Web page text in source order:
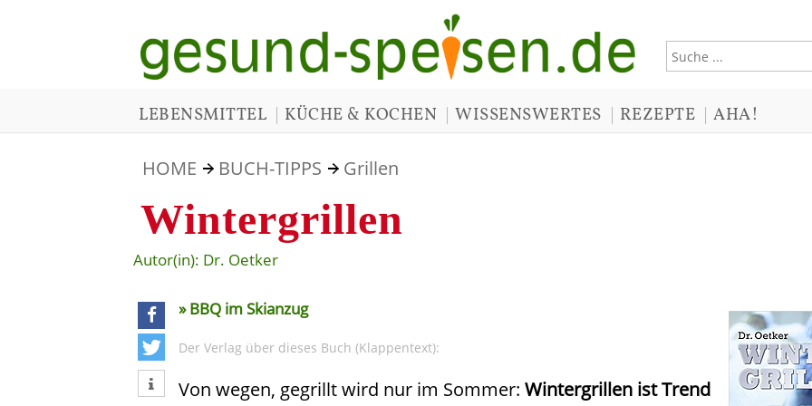
LEBENSMITTEL | KÜCHE & KOCHEN | WISSENSWERTES | REZEPTE | AHA!
HOME BUCH-TIPPS Grillen
Wintergrillen
Autor(in): Dr. Oetker
teilen
tweet
» BBQ im Skianzug
Der Verlag über dieses Buch (Klappentext):
Von wegen, gegrillt wird nur im Sommer: Wintergrillen ist Trend